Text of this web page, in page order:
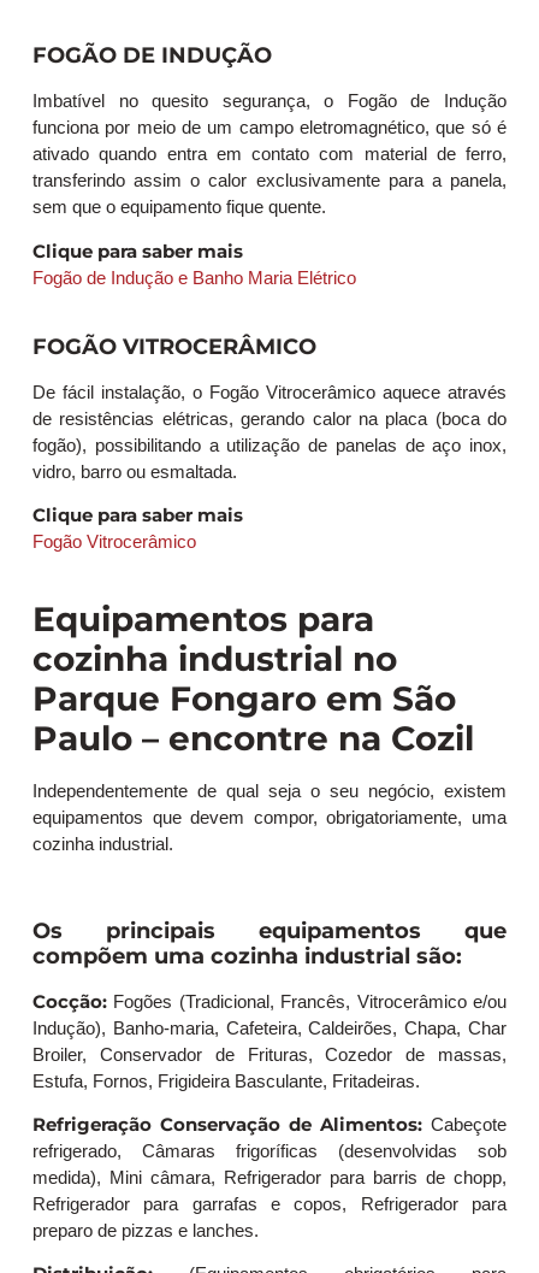
FOGÃO DE INDUÇÃO
Imbatível no quesito segurança, o Fogão de Indução
funciona por meio de um campo eletromagnético, que só é
ativado quando entra em contato com material de ferro,
transferindo assim o calor exclusivamente para a panela,
sem que o equipamento fique quente.
Clique para saber mais
Fogão de Indução e Banho Maria Elétrico
FOGÃO VITROCERÂMICO
De fácil instalação, o Fogão Vitrocerâmico aquece através
de resistências elétricas, gerando calor na placa (boca do
fogão), possibilitando a utilização de panelas de aço inox,
vidro, barro ou esmaltada.
Clique para saber mais
Fogão Vitrocerâmico
Equipamentos para
cozinha industrial no
Parque Fongaro em São
Paulo – encontre na Cozil
Independentemente de qual seja o seu negócio, existem
equipamentos que devem compor, obrigatoriamente, uma
cozinha industrial.
Os principais equipamentos que
compõem uma cozinha industrial são:
Cocção: Fogões (Tradicional, Francês, Vitrocerâmico e/ou
Indução), Banho-maria, Cafeteira, Caldeirões, Chapa, Char
Broiler, Conservador de Frituras, Cozedor de massas,
Estufa, Fornos, Frigideira Basculante, Fritadeiras.
Refrigeração Conservação de Alimentos: Cabeçote
refrigerado, Câmaras frigoríficas (desenvolvidas sob
medida), Mini câmara, Refrigerador para barris de chopp,
Refrigerador para garrafas e copos, Refrigerador para
preparo de pizzas e lanches.